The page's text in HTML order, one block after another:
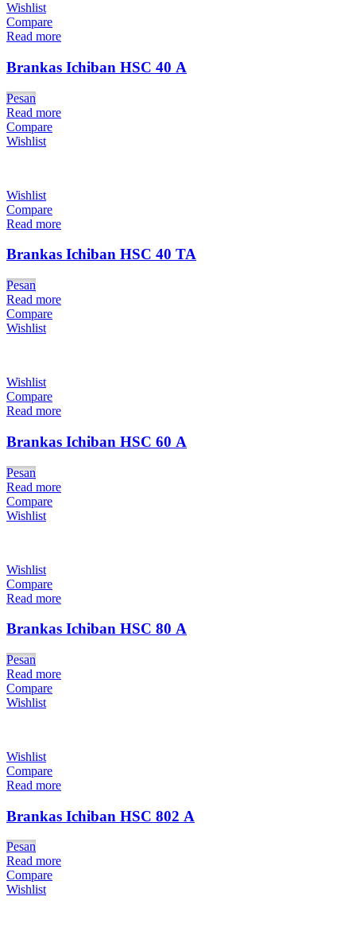
Wishlist
Compare
Read more
Brankas Ichiban HSC 40 A
Pesan
Read more
Compare
Wishlist
Wishlist
Compare
Read more
Brankas Ichiban HSC 40 TA
Pesan
Read more
Compare
Wishlist
Wishlist
Compare
Read more
Brankas Ichiban HSC 60 A
Pesan
Read more
Compare
Wishlist
Wishlist
Compare
Read more
Brankas Ichiban HSC 80 A
Pesan
Read more
Compare
Wishlist
Wishlist
Compare
Read more
Brankas Ichiban HSC 802 A
Pesan
Read more
Compare
Wishlist